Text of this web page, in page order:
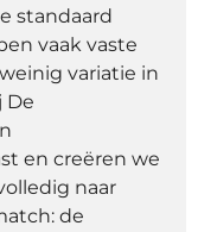
standaard
vaak vaste
variatie in
De
en creëren we
naar
de